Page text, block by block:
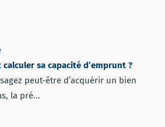
calculer sa capacité d’emprunt ?
peut-être d’acquérir un bien
la pré...